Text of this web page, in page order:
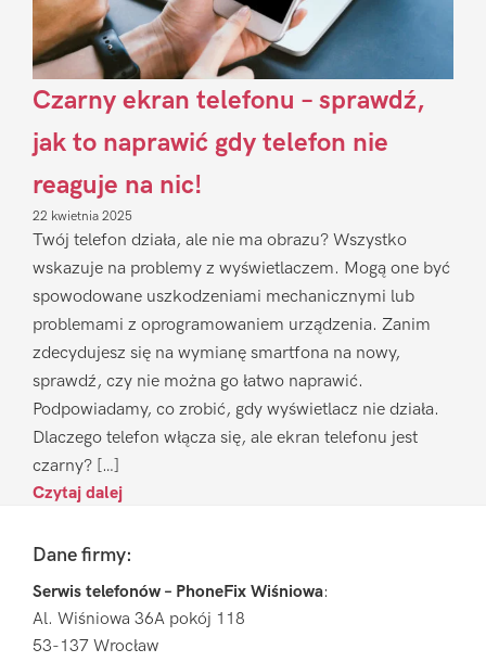
Czarny ekran telefonu – sprawdź,
jak to naprawić gdy telefon nie
reaguje na nic!
22 kwietnia 2025
Twój telefon działa, ale nie ma obrazu? Wszystko
wskazuje na problemy z wyświetlaczem. Mogą one być
spowodowane uszkodzeniami mechanicznymi lub
problemami z oprogramowaniem urządzenia. Zanim
zdecydujesz się na wymianę smartfona na nowy,
sprawdź, czy nie można go łatwo naprawić.
Podpowiadamy, co zrobić, gdy wyświetlacz nie działa.
Dlaczego telefon włącza się, ale ekran telefonu jest
czarny? […]
Czytaj dalej
FooterDane firmy:
Serwis telefonów – PhoneFix Wiśniowa:
Al. Wiśniowa 36A pokój 118
53-137 Wrocław